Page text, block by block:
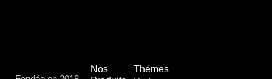
Nos
Thémes